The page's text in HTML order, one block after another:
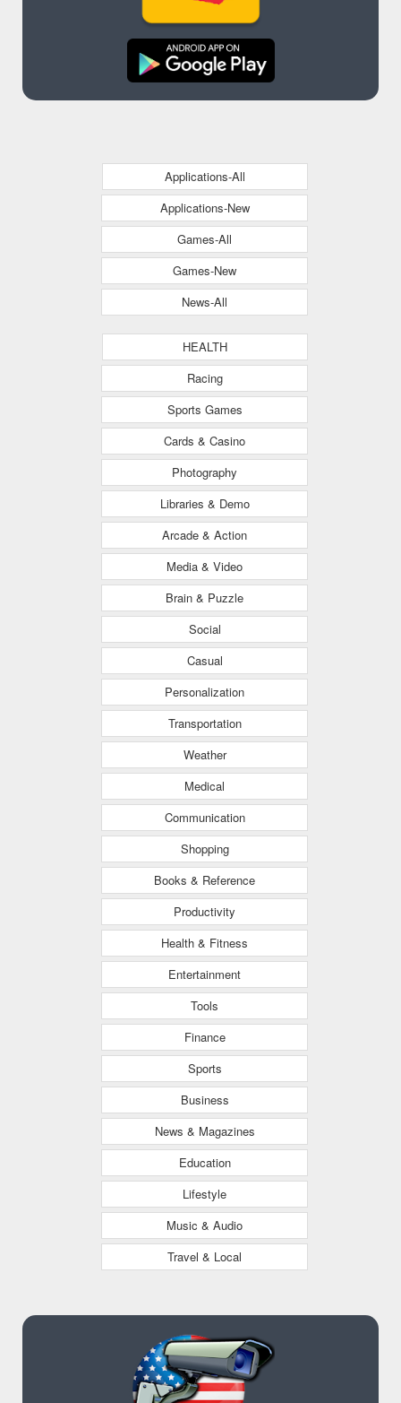
Applications-All
Applications-New
Games-All
Games-New
News-All
HEALTH
Racing
Sports Games
Cards & Casino
Photography
Libraries & Demo
Arcade & Action
Media & Video
Brain & Puzzle
Social
Casual
Personalization
Transportation
Weather
Medical
Communication
Shopping
Books & Reference
Productivity
Health & Fitness
Entertainment
Tools
Finance
Sports
Business
News & Magazines
Education
Lifestyle
Music & Audio
Travel & Local